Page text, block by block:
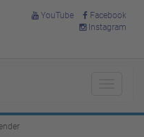
YouTube
Facebook
Instagram